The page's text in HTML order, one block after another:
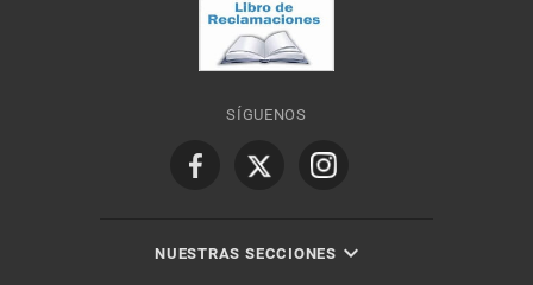
SÍGUENOS
NUESTRAS SECCIONES